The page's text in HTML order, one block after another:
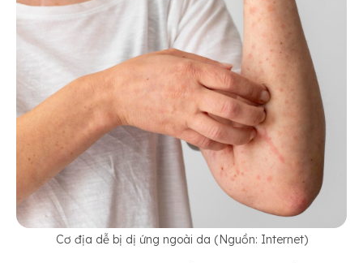
Cơ địa dễ bị dị ứng ngoài da (Nguồn: Internet)